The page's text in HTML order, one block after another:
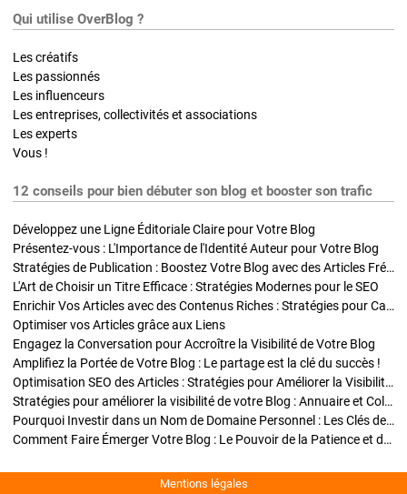
Qui utilise OverBlog ?
Les créatifs
Les passionnés
Les influenceurs
Les entreprises, collectivités et associations
Les experts
Vous !
12 conseils pour bien débuter son blog et booster son trafic
Développez une Ligne Éditoriale Claire pour Votre Blog
Présentez-vous : L'Importance de l'Identité Auteur pour Votre Blog
Stratégies de Publication : Boostez Votre Blog avec des Articles Fréquents et Exclusifs
L'Art de Choisir un Titre Efficace : Stratégies Modernes pour le SEO
Enrichir Vos Articles avec des Contenus Riches : Stratégies pour Captiver et Optimiser
Optimiser vos Articles grâce aux Liens
Engagez la Conversation pour Accroître la Visibilité de Votre Blog
Amplifiez la Portée de Votre Blog : Le partage est la clé du succès !
Optimisation SEO des Articles : Stratégies pour Améliorer la Visibilité de Votre Blog
Stratégies pour améliorer la visibilité de votre Blog : Annuaire et Collaborations
Pourquoi Investir dans un Nom de Domaine Personnel : Les Clés de la Réussite de Votre Blog
Comment Faire Émerger Votre Blog : Le Pouvoir de la Patience et de la Persévérance
Mentions légales